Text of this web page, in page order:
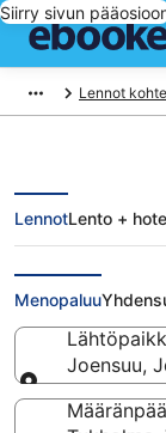
Siirry sivun
Lennot
Lennot
LennotLento +
Menopaluu
Joensuu,
Määränpää